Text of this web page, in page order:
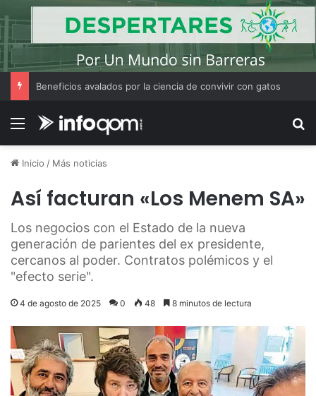
Beneficios avalados por la ciencia de convivir con gatos
Menú
Inicio / Más noticias
Así facturan «Los Menem SA»
Los negocios con el Estado de la nueva
generación de parientes del ex presidente,
cercanos al poder. Contratos polémicos y el
"efecto serie".
4 de agosto de 2025 0 48 8 minutos de lectura